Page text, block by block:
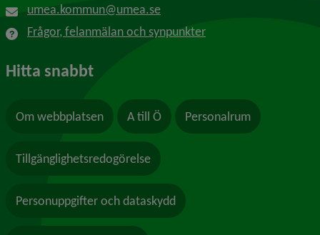
umea.kommun@umea.se
Frågor, felanmälan och synpunkter
Hitta snabbt
Om webbplatsen A till Ö Personalrum
Tillgänglighetsredogörelse
Personuppgifter och dataskydd